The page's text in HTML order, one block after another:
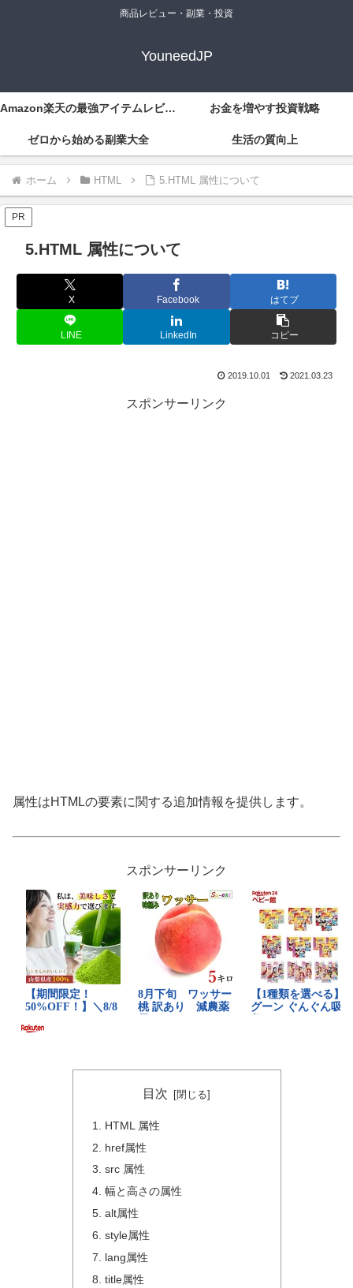
商品レビュー・副業・投資
YouneedJP
Amazon楽天の最強アイテムレビュー お金を増やす投資戦略
ゼロから始める副業大全 生活の質向上
ホーム HTML 5.HTML 属性について
PR
5.HTML 属性について
X Facebook はてブ
LINE LinkedIn コピー
2019.10.01 2021.03.23
スポンサーリンク
属性はHTMLの要素に関する追加情報を提供します。
スポンサーリンク
目次
HTML 属性
href属性
src 属性
幅と高さの属性
alt属性
style属性
lang属性
title属性